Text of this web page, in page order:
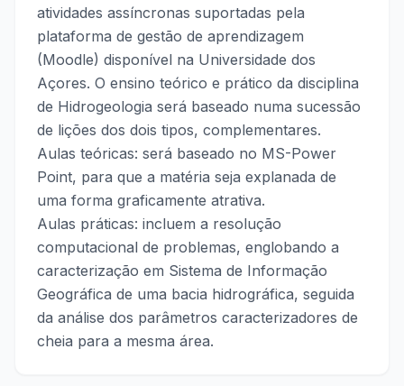
atividades assíncronas suportadas pela
plataforma de gestão de aprendizagem
(Moodle) disponível na Universidade dos
Açores. O ensino teórico e prático da disciplina
de Hidrogeologia será baseado numa sucessão
de lições dos dois tipos, complementares.
Aulas teóricas: será baseado no MS-Power
Point, para que a matéria seja explanada de
uma forma graficamente atrativa.
Aulas práticas: incluem a resolução
computacional de problemas, englobando a
caracterização em Sistema de Informação
Geográfica de uma bacia hidrográfica, seguida
da análise dos parâmetros caracterizadores de
cheia para a mesma área.